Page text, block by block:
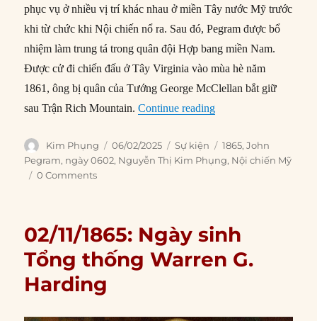
phục vụ ở nhiều vị trí khác nhau ở miền Tây nước Mỹ trước
khi từ chức khi Nội chiến nổ ra. Sau đó, Pegram được bổ
nhiệm làm trung tá trong quân đội Hợp bang miền Nam.
Được cử đi chiến đấu ở Tây Virginia vào mùa hè năm
1861, ông bị quân của Tướng George McClellan bắt giữ
sau Trận Rich Mountain.Continue reading“06/02/1865: Tướng
Author
Kim Phụng
Posted
on
06/02/2025 Categories
Sự kiện Tags
1865,John
Pegram, ngày 0602, Nguyễn Thị Kim Phụng, Nội chiến Mỹ
0 Comments
02/11/1865: Ngày sinh
Tổng thống Warren G.
Harding